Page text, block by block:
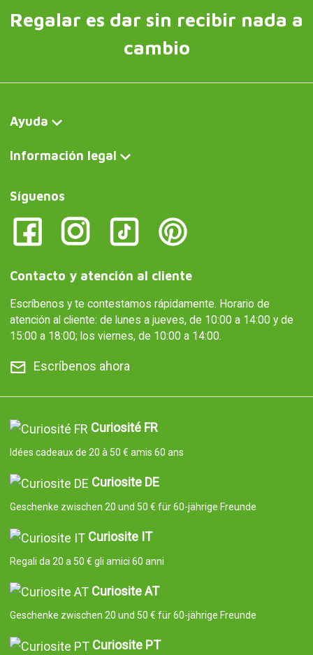
Regalar es dar sin recibir nada a
cambio
Ayuda
Información legal
Síguenos
Contacto y atención al cliente
Escríbenos y te contestamos rápidamente. Horario de
atención al cliente: de lunes a jueves, de 10:00 a 14:00 y de
15:00 a 18:00; los viernes, de 10:00 a 14:00.
Escríbenos ahora
Curiosité FR
Idées cadeaux de 20 à 50 € amis 60 ans
Curiosite DE
Geschenke zwischen 20 und 50 € für 60-jährige Freunde
Curiosite IT
Regali da 20 a 50 € gli amici 60 anni
Curiosite AT
Geschenke zwischen 20 und 50 € für 60-jährige Freunde
Curiosite PT